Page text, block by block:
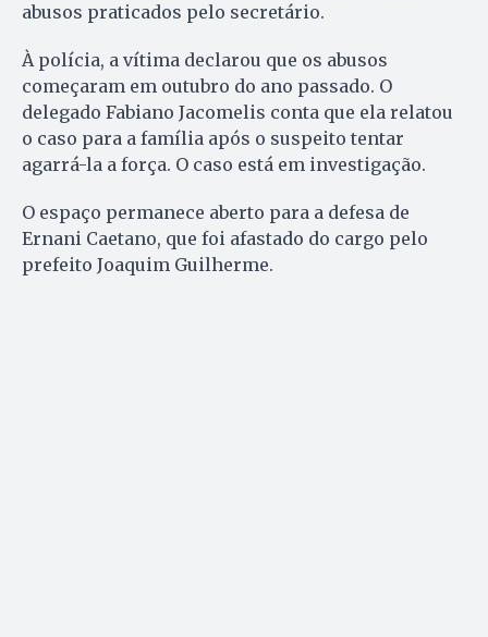
abusos praticados pelo secretário.
À polícia, a vítima declarou que os abusos
começaram em outubro do ano passado. O
delegado Fabiano Jacomelis conta que ela relatou
o caso para a família após o suspeito tentar
agarrá-la a força. O caso está em investigação.
O espaço permanece aberto para a defesa de
Ernani Caetano, que foi afastado do cargo pelo
prefeito Joaquim Guilherme.